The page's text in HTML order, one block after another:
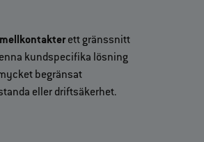
ett gränssnitt
kundspecifika lösning
begränsat
eller driftsäkerhet.